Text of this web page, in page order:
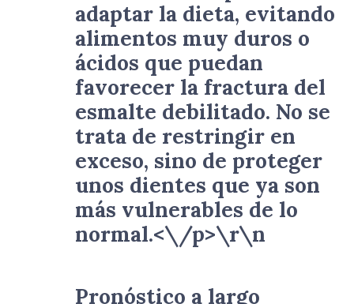
adaptar la dieta, evitando
alimentos muy duros o
ácidos que puedan
favorecer la fractura del
esmalte debilitado. No se
trata de restringir en
exceso, sino de proteger
unos dientes que ya son
más vulnerables de lo
normal.<\/p>\r\n
Pronóstico a largo